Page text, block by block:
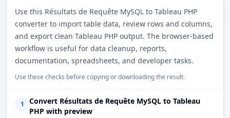
Use this Résultats de Requête MySQL to Tableau PHP
converter to import table data, review rows and columns,
and export clean Tableau PHP output. The browser-based
workflow is useful for data cleanup, reports,
documentation, spreadsheets, and developer tasks.
Use these checks before copying or downloading the result.
1
Convert Résultats de Requête MySQL to Tableau
PHP with preview